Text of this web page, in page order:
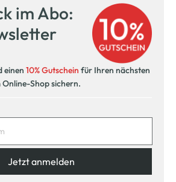
Kostenlose Filiallieferung
in Ihre Wunschfiliale
im Abo:
einen 10% Gutschein für Ihren nächsten
Shop sichern.
Jetzt anmelden